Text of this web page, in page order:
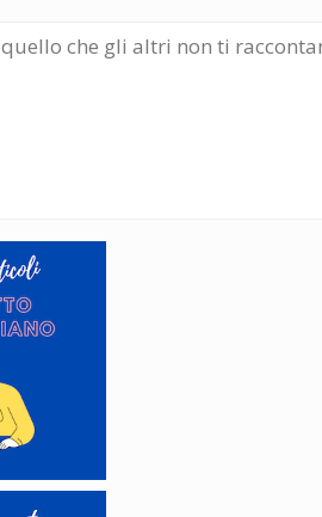
che gli altri non ti